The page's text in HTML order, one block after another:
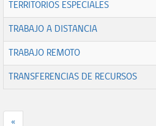
TERRITORIOS ESPECIALES
TRABAJO A DISTANCIA
TRABAJO REMOTO
TRANSFERENCIAS DE RECURSOS
«